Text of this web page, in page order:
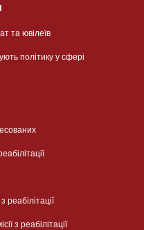
та ювілеїв
політику у сфері
реабілітації
з реабілітації